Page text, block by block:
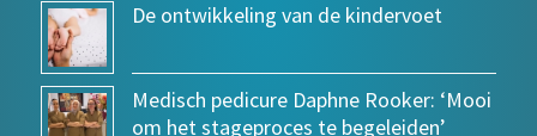
De ontwikkeling van de kindervoet
Medisch pedicure Daphne Rooker: ‘Mooi
om het stageproces te begeleiden’